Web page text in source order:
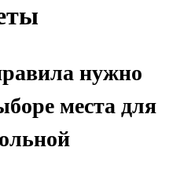
нужно
места для